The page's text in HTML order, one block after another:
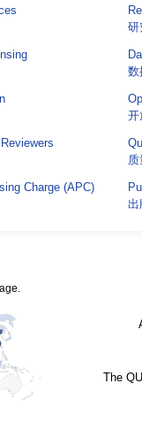
研
数
开
Charge (APC)
出
The